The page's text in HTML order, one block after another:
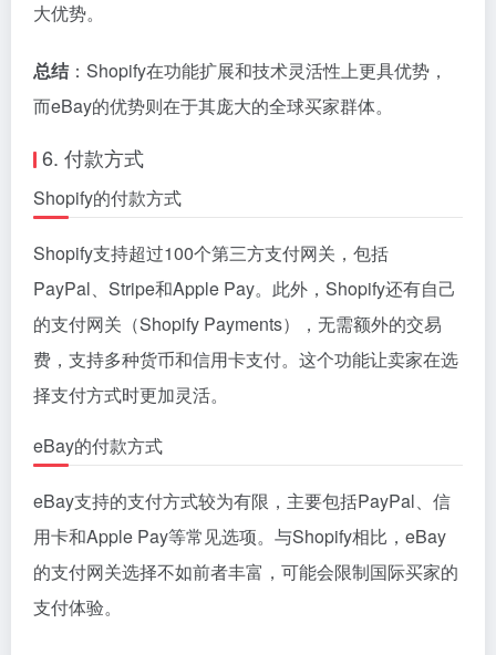
大优势。
总结：Shopify在功能扩展和技术灵活性上更具优势，
而eBay的优势则在于其庞大的全球买家群体。
6. 付款方式
Shopify的付款方式
Shopify支持超过100个第三方支付网关，包括
PayPal、Stripe和Apple Pay。此外，Shopify还有自己
的支付网关（Shopify Payments），无需额外的交易
费，支持多种货币和信用卡支付。这个功能让卖家在选
择支付方式时更加灵活。
eBay的付款方式
eBay支持的支付方式较为有限，主要包括PayPal、信
用卡和Apple Pay等常见选项。与Shopify相比，eBay
的支付网关选择不如前者丰富，可能会限制国际买家的
支付体验。